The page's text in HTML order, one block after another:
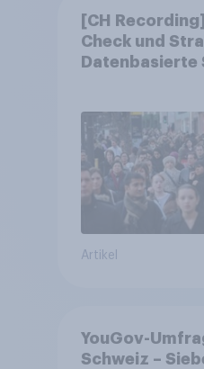
[CH
Check und
Datenbasierte
Artikel
YouGov-
Schweiz –